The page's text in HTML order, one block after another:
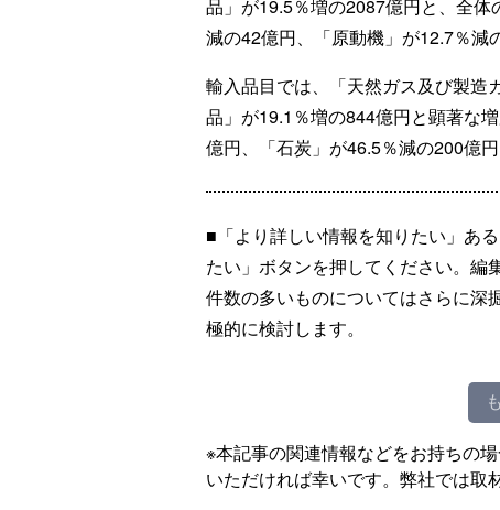
品」が19.5％増の2087億円と、全
減の42億円、「原動機」が12.7％減
輸入品目では、「天然ガス及び製造
品」が19.1％増の844億円と顕著な
億円、「石炭」が46.5％減の200億円
■「より詳しい情報を知りたい」あ
たい」ボタンを押してください。編
件数の多いものについてはさらに深
極的に検討します。
※本記事の関連情報などをお持ちの
いただければ幸いです。弊社では取